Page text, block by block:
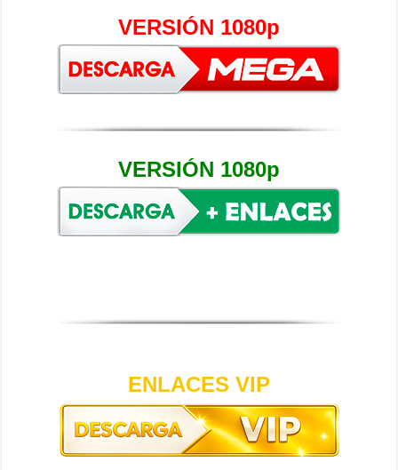
VERSIÓN 1080p
VERSIÓN 1080p
ENLACES VIP